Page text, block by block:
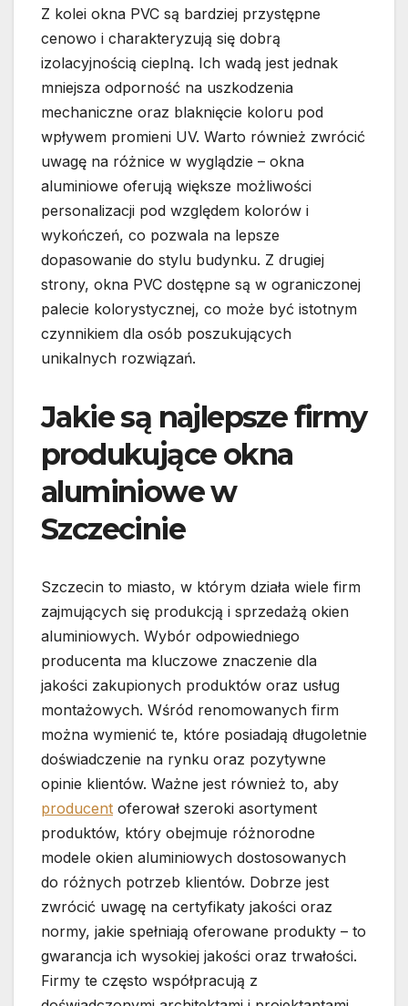
Z kolei okna PVC są bardziej przystępne
cenowo i charakteryzują się dobrą
izolacyjnością cieplną. Ich wadą jest jednak
mniejsza odporność na uszkodzenia
mechaniczne oraz blaknięcie koloru pod
wpływem promieni UV. Warto również zwrócić
uwagę na różnice w wyglądzie – okna
aluminiowe oferują większe możliwości
personalizacji pod względem kolorów i
wykończeń, co pozwala na lepsze
dopasowanie do stylu budynku. Z drugiej
strony, okna PVC dostępne są w ograniczonej
palecie kolorystycznej, co może być istotnym
czynnikiem dla osób poszukujących
unikalnych rozwiązań.
Jakie są najlepsze firmy
produkujące okna
aluminiowe w
Szczecinie
Szczecin to miasto, w którym działa wiele firm
zajmujących się produkcją i sprzedażą okien
aluminiowych. Wybór odpowiedniego
producenta ma kluczowe znaczenie dla
jakości zakupionych produktów oraz usług
montażowych. Wśród renomowanych firm
można wymienić te, które posiadają długoletnie
doświadczenie na rynku oraz pozytywne
opinie klientów. Ważne jest również to, aby
producent oferował szeroki asortyment
produktów, który obejmuje różnorodne
modele okien aluminiowych dostosowanych
do różnych potrzeb klientów. Dobrze jest
zwrócić uwagę na certyfikaty jakości oraz
normy, jakie spełniają oferowane produkty – to
gwarancja ich wysokiej jakości oraz trwałości.
Firmy te często współpracują z